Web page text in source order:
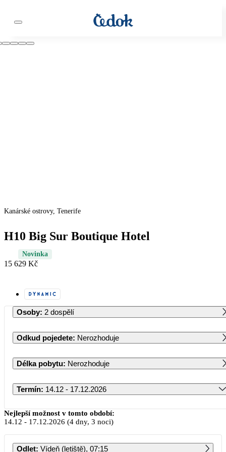
Kanárské ostrovy, Tenerife
H10 Big Sur Boutique Hotel
Novinka
15 629 Kč
Osoby: 2 dospělí
Odkud pojedete: Nerozhoduje
Délka pobytu: Nerozhoduje
Termín: 14.12 - 17.12.2026
Prosinec 2026
PO ÚT ST ČT PÁ SO NE
Nejlepší možnost v tomto období:
14.12 - 17.12.2026 (4 dny, 3 noci)
Odlet: Vídeň (letiště), 07:15